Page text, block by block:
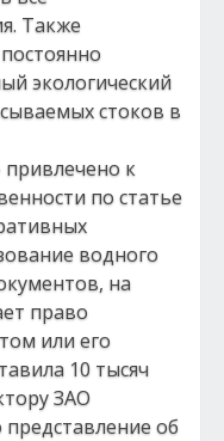
Также
экологический
стоков в
к
по статье
водного
на
право
или его
10 тысяч
ЗАО
об